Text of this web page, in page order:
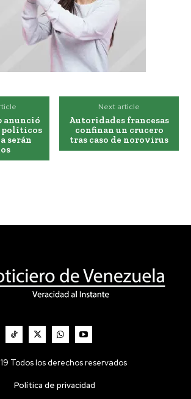
anunció
políticos
serán
Next article
Autoridades francesas
confinan un crucero
tras caso de norovirus
Todos los derechos reservados
Política de privacidad